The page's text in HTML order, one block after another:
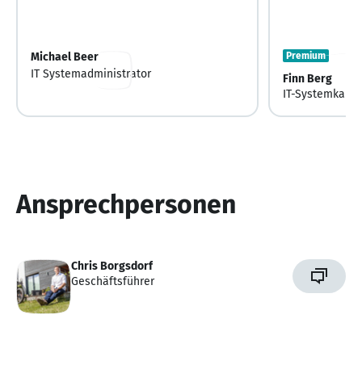
Michael Beer
IT Systemadministrator
Premium
Finn Berg
IT-
Ansprechpersonen
Chris Borgsdorf
Geschäftsführer